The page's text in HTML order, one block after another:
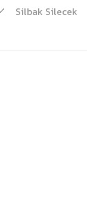
Silbak Silecek